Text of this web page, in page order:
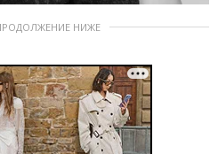
НИЖЕ